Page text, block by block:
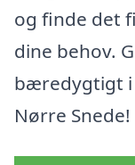
og finde det
dine behov.
bæredygtigt i
Nørre Snede!